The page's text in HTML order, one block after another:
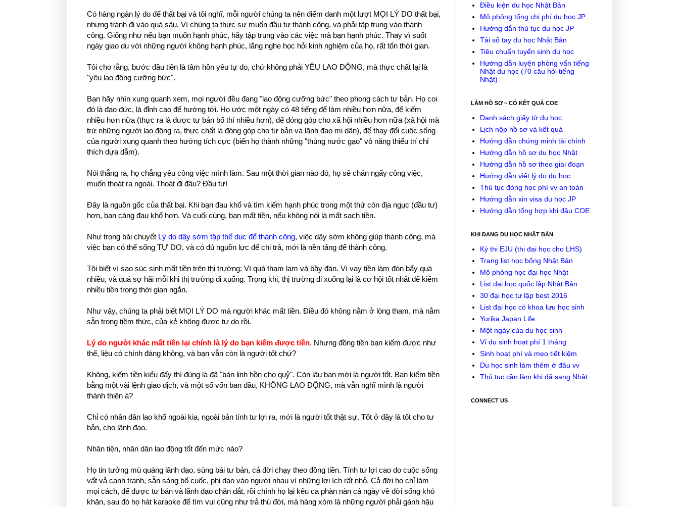
Có hàng ngàn lý do để thất bại và tôi nghĩ, mỗi người chúng ta nên điểm danh một lượt MỌI LÝ DO thất bại,
nhưng tránh đi vào quá sâu. Vì chúng ta thực sự muốn đầu tư thành công, và phải tập trung vào thành
công. Giống như nếu bạn muốn hạnh phúc, hãy tập trung vào các việc mà bạn hạnh phúc. Thay vì suốt
ngày giao du với những người không hạnh phúc, lắng nghe học hỏi kinh nghiệm của họ, rất tốn thời gian.
Tôi cho rằng, bước đầu tiên là tâm hồn yêu tự do, chứ không phải YÊU LAO ĐỘNG, mà thực chất lại là
"yêu lao động cưỡng bức".
Bạn hãy nhìn xung quanh xem, mọi người đều đang "lao động cưỡng bức" theo phong cách tư bản. Họ coi
đó là đạo đức, là đỉnh cao để hướng tới. Họ ước một ngày có 48 tiếng để làm nhiều hơn nữa, để kiếm
nhiều hơn nữa (thực ra là được tư bản bố thí nhiều hơn), để đóng góp cho xã hội nhiều hơn nữa (xã hội mà
trừ những người lao động ra, thực chất là đóng góp cho tư bản và lãnh đạo mị dân), để thay đổi cuộc sống
của người xung quanh theo hướng tích cực (biến họ thành những "thùng nước gạo" vô năng thiểu trí chỉ
thích dựa dẫm).
Nói thẳng ra, họ chẳng yêu công việc mình làm. Sau một thời gian nào đó, họ sẽ chán ngấy công việc,
muốn thoát ra ngoài. Thoát đi đâu? Đầu tư!
Đây là nguồn gốc của thất bại. Khi bạn đau khổ và tìm kiếm hạnh phúc trong một thứ còn địa ngục (đầu tư)
hơn, bạn càng đau khổ hơn. Và cuối cùng, bạn mất tiền, nếu không nói là mất sạch tiền.
Như trong bài chuyết Lý do dậy sớm tập thể dục để thành công, việc dậy sớm không giúp thành công, mà
việc bạn có thể sống TỰ DO, và có đủ nguồn lực để chi trả, mới là nền tảng để thành công.
Tôi biết vì sao súc sinh mất tiền trên thị trường: Vì quá tham lam và bầy đàn. Vì vay tiền làm đòn bẩy quá
nhiều, và quá sợ hãi mỗi khi thị trường đi xuống. Trong khi, thị trường đi xuống lại là cơ hội tốt nhất để kiếm
nhiều tiền trong thời gian ngắn.
Như vậy, chúng ta phải biết MỌI LÝ DO mà người khác mất tiền. Điều đó không nằm ở lòng tham, mà nằm
sẵn trong tiềm thức, của kẻ không được tự do rồi.
Lý do người khác mất tiền lại chính là lý do bạn kiếm được tiền. Nhưng đồng tiền bạn kiếm được như
thế, liệu có chính đáng không, và bạn vẫn còn là người tốt chứ?
Không, kiếm tiền kiểu đấy thì đúng là đã "bán linh hồn cho quỷ". Còn lâu bạn mới là người tốt. Bạn kiếm tiền
bằng một vài lệnh giao dịch, và một số vốn ban đầu, KHÔNG LAO ĐỘNG, mà vẫn nghĩ mình là người
thánh thiện à?
Chỉ có nhân dân lao khổ ngoài kia, ngoài bản tính tư lợi ra, mới là người tốt thật sự. Tốt ở đây là tốt cho tư
bản, cho lãnh đạo.
Nhân tiện, nhân dân lao động tốt đến mức nào?
Họ tin tưởng mù quáng lãnh đạo, sùng bái tư bản, cả đời chạy theo đồng tiền. Tính tư lợi cao do cuộc sống
vất vả cạnh tranh, sẵn sàng bổ cuốc, phi dao vào người nhau vì những lợi ích rất nhỏ. Cả đời họ chỉ làm
mọi cách, để được tư bản và lãnh đạo chăn dắt, rồi chính họ lại kêu ca phàn nàn cả ngày về đời sống khó
khăn, sau đó họ hát karaoke để tìm vui cũng như trả thù đời, mà hàng xóm là những người phải gánh hậu
Điều kiện du học Nhật Bản
Mô phỏng tổng chi phí du học JP
Hướng dẫn thủ tục du học JP
Tải sổ tay du học Nhật Bản
Tiêu chuẩn tuyển sinh du học
Hướng dẫn luyện phỏng vấn tiếng
Nhật du học (70 câu hỏi tiếng
Nhật)
LÀM HỒ SƠ ~ CÓ KẾT QUẢ COE
Danh sách giấy tờ du học
Lịch nộp hồ sơ và kết quả
Hướng dẫn chứng minh tài chính
Hướng dẫn hồ sơ du học Nhật
Hướng dẫn hồ sơ theo giai đoạn
Hướng dẫn viết lý do du học
Thủ tục đóng học phí vv an toàn
Hướng dẫn xin visa du học JP
Hướng dẫn tổng hợp khi đậu COE
KHI ĐANG DU HỌC NHẬT BẢN
Kỳ thi EJU (thi đại học cho LHS)
Trang list học bổng Nhật Bản
Mô phỏng học đại học Nhật
List đại học quốc lập Nhật Bản
30 đại học tư lập best 2016
List đại học có khoa lưu học sinh
Yurika Japan Life
Một ngày của du học sinh
Ví dụ sinh hoạt phí 1 tháng
Sinh hoạt phí và mẹo tiết kiệm
Du học sinh làm thêm ở đâu vv
Thủ tục cần làm khi đã sang Nhật
CONNECT US